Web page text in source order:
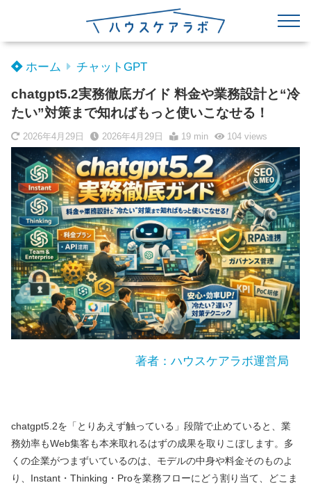
ホーム チャットGPT
chatgpt5.2実務徹底ガイド 料金や業務設計と“冷
たい”対策まで知ればもっと使いこなせる！
2026年4月29日 2026年4月29日 19 min 104views
著者：ハウスケアラボ運営局
chatgpt5.2を「とりあえず触っている」段階で止めていると、業
務効率もWeb集客も本来取れるはずの成果を取りこぼします。多
くの企業がつまずいているのは、モデルの中身や料金そのものよ
り、Instant・Thinking・Proを業務フローにどう割り当て、どこま